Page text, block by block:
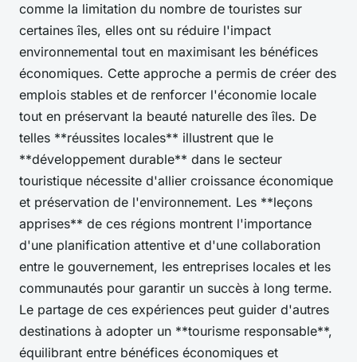
comme la limitation du nombre de touristes sur
certaines îles, elles ont su réduire l'impact
environnemental tout en maximisant les bénéfices
économiques. Cette approche a permis de créer des
emplois stables et de renforcer l'économie locale
tout en préservant la beauté naturelle des îles. De
telles **réussites locales** illustrent que le
**développement durable** dans le secteur
touristique nécessite d'allier croissance économique
et préservation de l'environnement. Les **leçons
apprises** de ces régions montrent l'importance
d'une planification attentive et d'une collaboration
entre le gouvernement, les entreprises locales et les
communautés pour garantir un succès à long terme.
Le partage de ces expériences peut guider d'autres
destinations à adopter un **tourisme responsable**,
équilibrant entre bénéfices économiques et